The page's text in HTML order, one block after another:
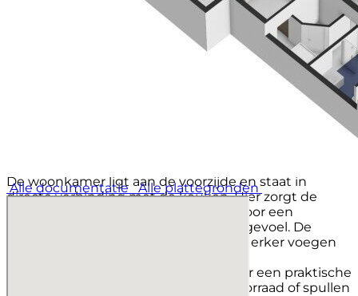
doorbrengt of je nu staat te koken, gezellig aan de
bar zit of uitgebreid dineert aan de eettafel waar met
gemak familie en vrienden kunnen aanschuiven.
Grenzend aan de keuken bevindt zich een speelse,
multifunctionele open ruimte die momenteel is
ingericht als voormalige papegaaienkooi met
hekwerk. Deze ruimte biedt volop mogelijkheden:
De woonkamer ligt aan de voorzijde en staat in
directe verbinding met de keuken. Hier zorgt de
grote erker, samen met het zijraam, voor een
prachtige lichtinval en een ruimtelijk gevoel. De
elektrisch bedienbare gordijnen in de erker voegen
Tot slot beschikt deze ruimte nog over een praktische
kelder, ideaal voor het opslaan van voorraad of spullen
Alle documentatie Alle plattegronden